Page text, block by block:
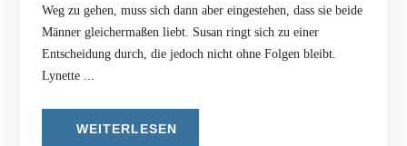
Weg zu gehen, muss sich dann aber eingestehen, dass sie beide
Männer gleichermaßen liebt. Susan ringt sich zu einer
Entscheidung durch, die jedoch nicht ohne Folgen bleibt.
Lynette ...
WEITERLESEN